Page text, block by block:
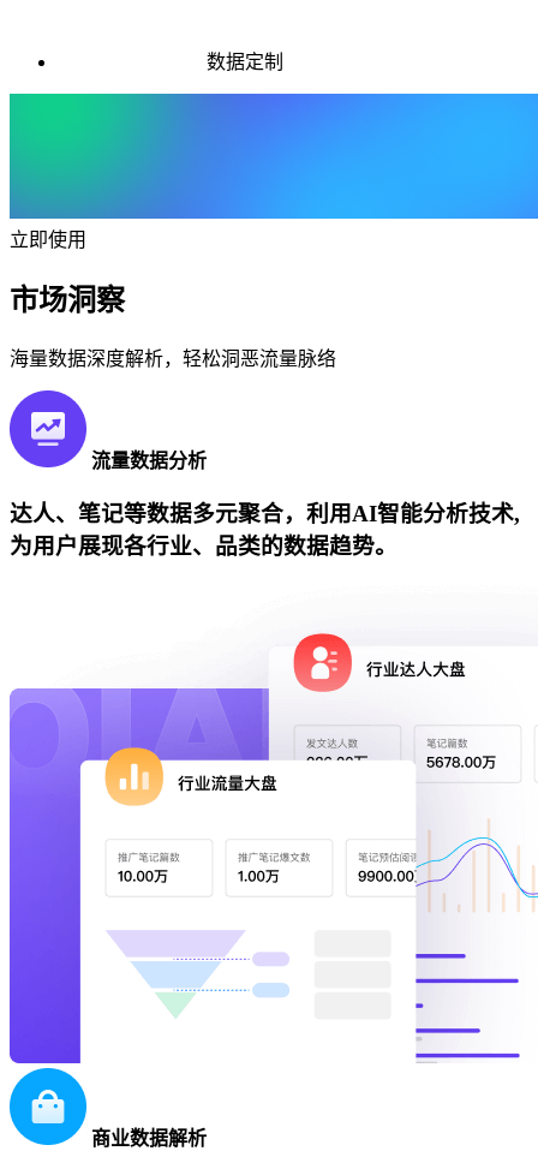
数据定制
立即使用
市场洞察
海量数据深度解析，轻松洞恶流量脉络
流量数据分析
达人、笔记等数据多元聚合，利用AI智能分析技术,
为用户展现各行业、品类的数据趋势。
商业数据解析